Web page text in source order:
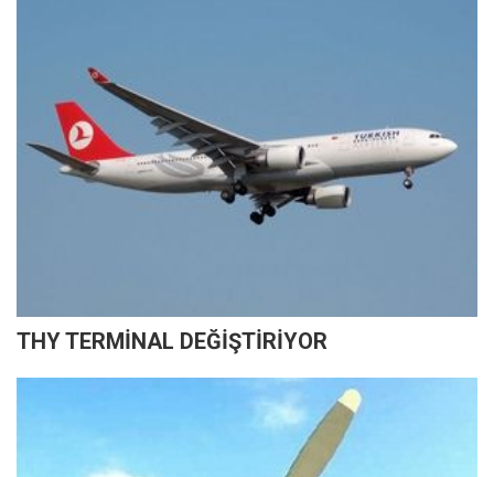
THY TERMİNAL DEĞİŞTİRİYOR